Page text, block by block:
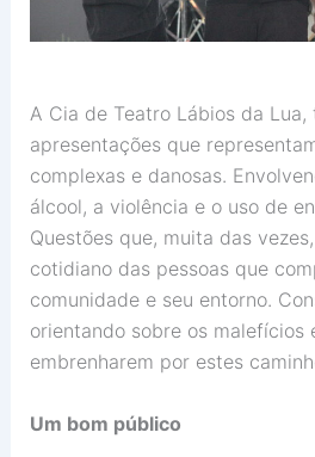
A Cia de Teatro Lábios da Lua,
apresentações que
complexas e danosas.
álcool, a violência e o uso de
Questões que, muita das
cotidiano das pessoas que
comunidade e seu entorno.
orientando sobre os malefícios
embrenharem por estes
Um bom público